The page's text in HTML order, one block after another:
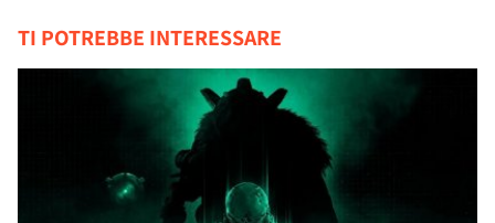
TI POTREBBE INTERESSARE